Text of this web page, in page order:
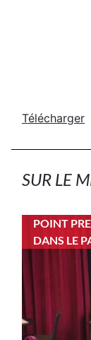
Télécharger
SUR LE
POINT
DANS LE